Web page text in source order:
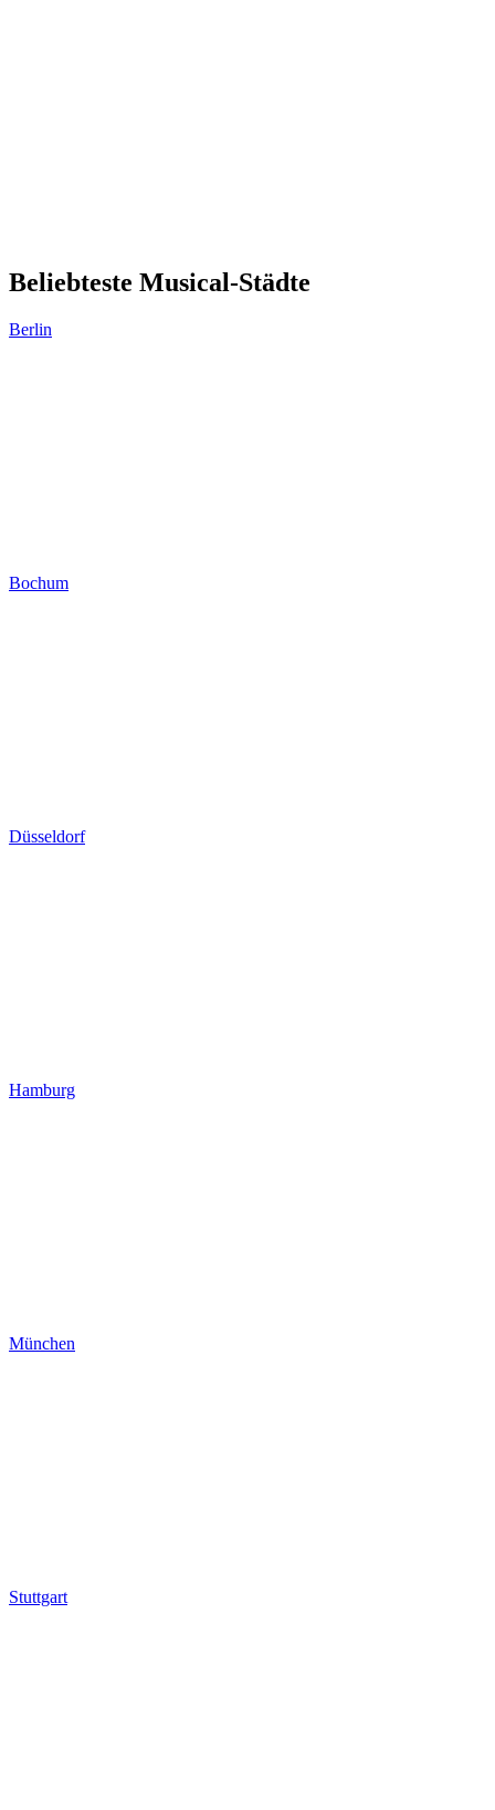
Beliebteste Musical-Städte
Berlin
Bochum
Düsseldorf
Hamburg
München
Stuttgart